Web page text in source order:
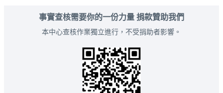
事實查核需要你的一份力量 捐款贊助我們
本中心查核作業獨立進行，不受捐助者影響。